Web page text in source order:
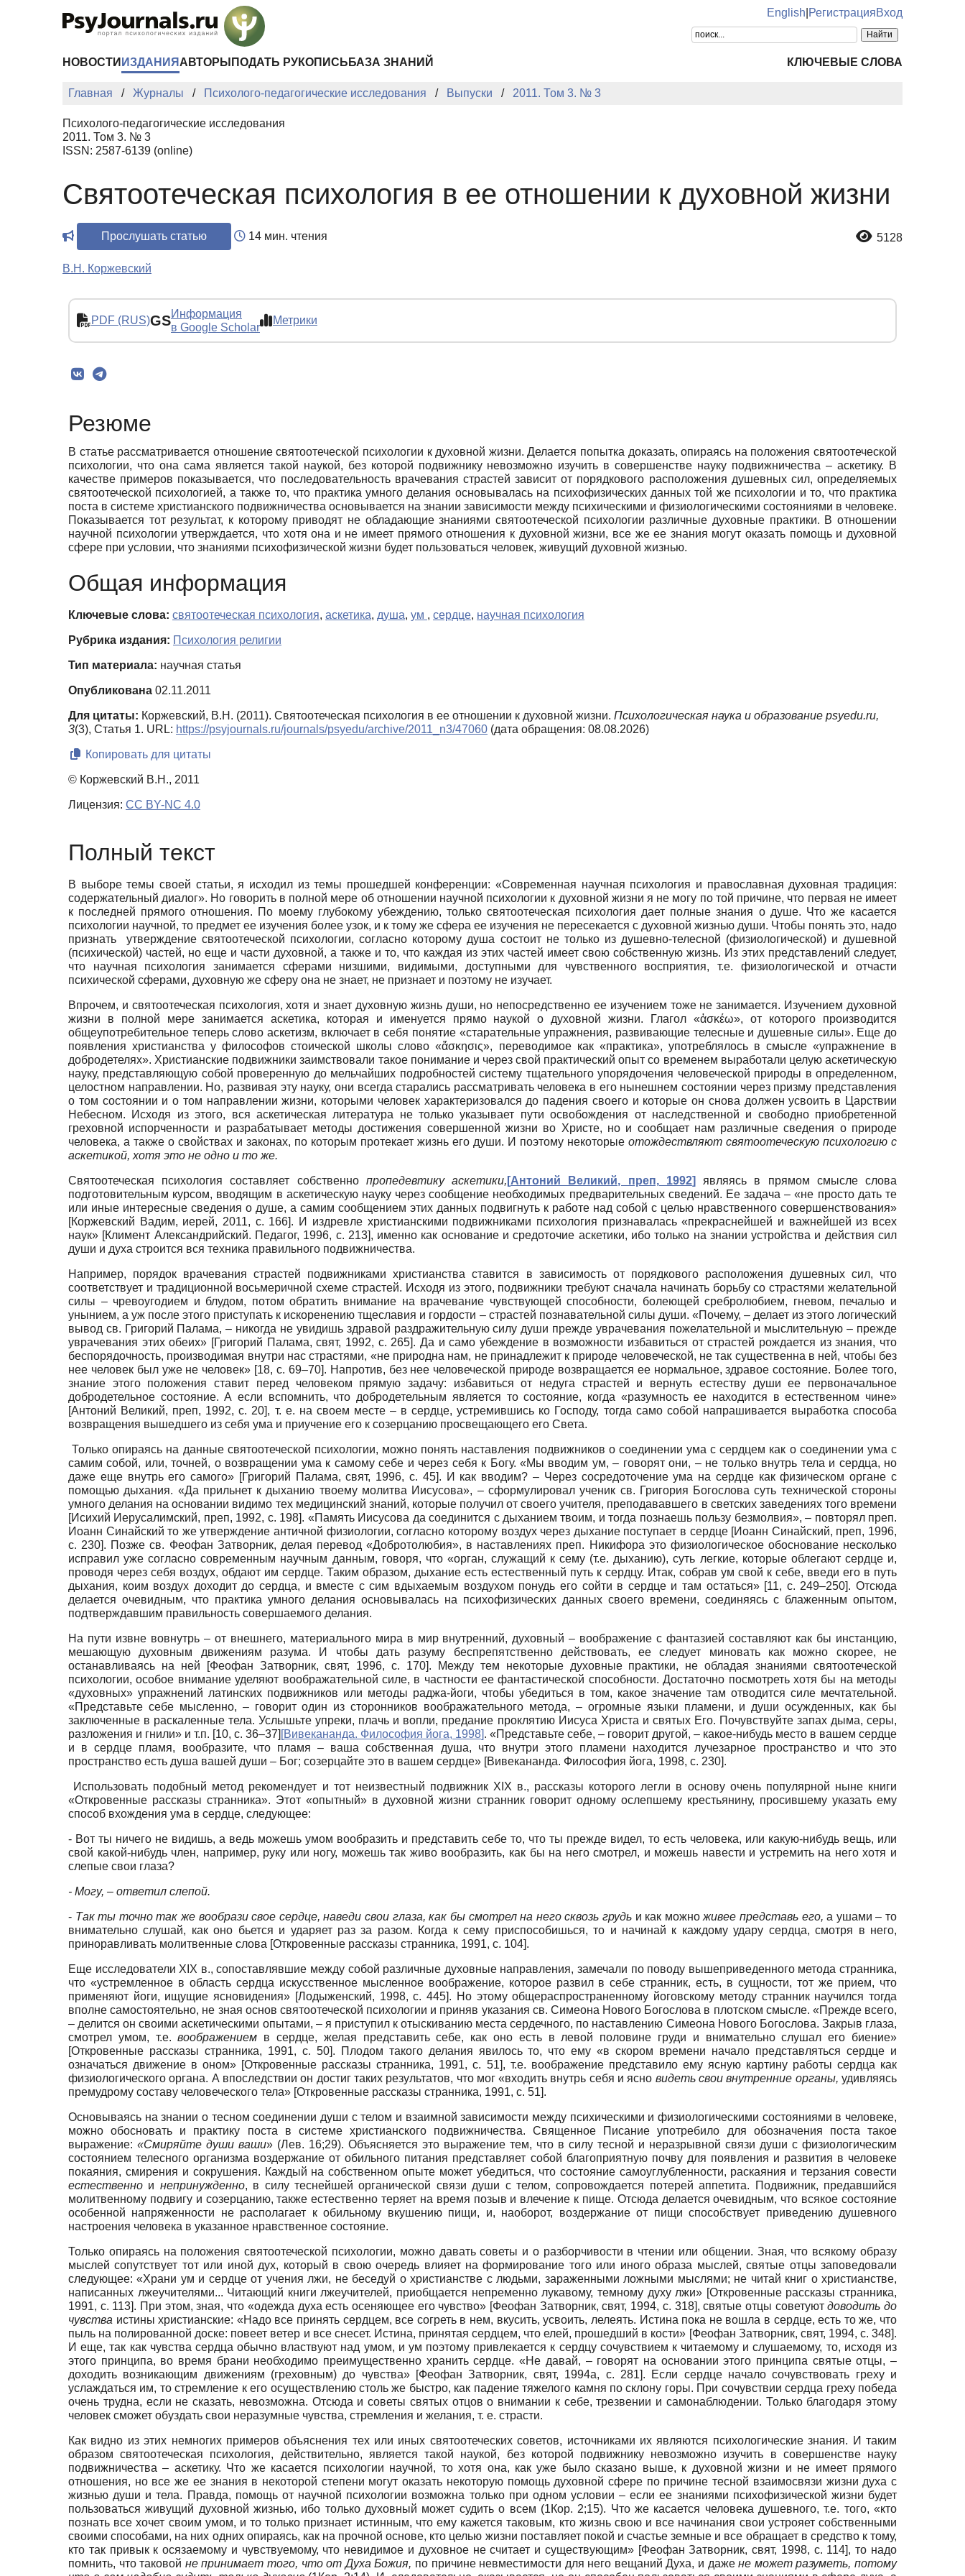
English РегистрацияВход
НОВОСТИ ИЗДАНИЯ АВТОРЫ ПОДАТЬ РУКОПИСЬ БАЗА ЗНАНИЙ КЛЮЧЕВЫЕ СЛОВА
Главная Журналы Психолого-педагогические исследования Выпуски 2011. Том 3. № 3
Психолого-педагогические исследования
2011. Том 3. № 3
ISSN: 2587-6139 (online)
Святоотеческая психология в ее отношении к духовной жизни
Прослушать статью 14 мин. чтения 5128
В.Н. Коржевский
PDF (RUS)GSИнформация
в Google Scholar
Метрики
Резюме
В статье рассматривается отношение святоотеческой психологии к духовной жизни. Делается попытка доказать, опираясь на положения святоотеческой
психологии, что она сама является такой наукой, без которой подвижнику невозможно изучить в совершенстве науку подвижничества – аскетику. В
качестве примеров показывается, что последовательность врачевания страстей зависит от порядкового расположения душевных сил, определяемых
святоотеческой психологией, а также то, что практика умного делания основывалась на психофизических данных той же психологии и то, что практика
поста в системе христианского подвижничества основывается на знании зависимости между психическими и физиологическими состояниями в человеке.
Показывается тот результат, к которому приводят не обладающие знаниями святоотеческой психологии различные духовные практики. В отношении
научной психологии утверждается, что хотя она и не имеет прямого отношения к духовной жизни, все же ее знания могут оказать помощь и духовной
сфере при условии, что знаниями психофизической жизни будет пользоваться человек, живущий духовной жизнью.
Общая информация
Ключевые слова: святоотеческая психология, аскетика, душа, ум , сердце, научная психология
Рубрика издания: Психология религии
Тип материала: научная статья
Опубликована 02.11.2011
Для цитаты: Коржевский, В.Н. (2011). Святоотеческая психология в ее отношении к духовной жизни. Психологическая наука и образование psyedu.ru,
3(3), Статья 1. URL: https://psyjournals.ru/journals/psyedu/archive/2011_n3/47060 (дата обращения: 08.08.2026)
Копировать для цитаты
© Коржевский В.Н., 2011
Лицензия: CC BY-NC 4.0
Полный текст
В выборе темы своей статьи, я исходил из темы прошедшей конференции: «Современная научная психология и православная духовная традиция:
содержательный диалог». Но говорить в полной мере об отношении научной психологии к духовной жизни я не могу по той причине, что первая не имеет
к последней прямого отношения. По моему глубокому убеждению, только святоотеческая психология дает полные знания о душе. Что же касается
психологии научной, то предмет ее изучения более узок, и к тому же сфера ее изучения не пересекается с духовной жизнью души. Чтобы понять это, надо
признать утверждение святоотеческой психологии, согласно которому душа состоит не только из душевно-телесной (физиологической) и душевной
(психической) частей, но еще и части духовной, а также и то, что каждая из этих частей имеет свою собственную жизнь. Из этих представлений следует,
что научная психология занимается сферами низшими, видимыми, доступными для чувственного восприятия, т.е. физиологической и отчасти
психической сферами, духовную же сферу она не знает, не признает и поэтому не изучает.
Впрочем, и святоотеческая психология, хотя и знает духовную жизнь души, но непосредственно ее изучением тоже не занимается. Изучением духовной
жизни в полной мере занимается аскетика, которая и именуется прямо наукой о духовной жизни. Глагол «ἀσκέω», от которого производится
общеупотребительное теперь слово аскетизм, включает в себя понятие «старательные упражнения, развивающие телесные и душевные силы». Еще до
появления христианства у философов стоической школы слово «ἄσκησις», переводимое как «практика», употреблялось в смысле «упражнение в
добродетелях». Христианские подвижники заимствовали такое понимание и через свой практический опыт со временем выработали целую аскетическую
науку, представляющую собой проверенную до мельчайших подробностей систему тщательного упорядочения человеческой природы в определенном,
целостном направлении. Но, развивая эту науку, они всегда старались рассматривать человека в его нынешнем состоянии через призму представления
о том состоянии и о том направлении жизни, которыми человек характеризовался до падения своего и которые он снова должен усвоить в Царствии
Небесном. Исходя из этого, вся аскетическая литература не только указывает пути освобождения от наследственной и свободно приобретенной
греховной испорченности и разрабатывает методы достижения совершенной жизни во Христе, но и сообщает нам различные сведения о природе
человека, а также о свойствах и законах, по которым протекает жизнь его души. И поэтому некоторые отождествляют святоотеческую психологию с
аскетикой, хотя это не одно и то же.
Святоотеческая психология составляет собственно пропедевтику аскетики, [Антоний Великий, преп, 1992]
являясь в прямом смысле слова
подготовительным курсом, вводящим в аскетическую науку через сообщение необходимых предварительных сведений. Ее задача – «не просто дать те
или иные интересные сведения о душе, а самим сообщением этих данных подвигнуть к работе над собой с целью нравственного совершенствования»
[Коржевский Вадим, иерей, 2011, с. 166]. И издревле христианскими подвижниками психология признавалась «прекраснейшей и важнейшей из всех
наук» [Климент Александрийский. Педагог, 1996, с. 213], именно как основание и средоточие аскетики, ибо только на знании устройства и действия сил
души и духа строится вся техника правильного подвижничества.
Например, порядок врачевания страстей подвижниками христианства ставится в зависимость от порядкового расположения душевных сил, что
соответствует и традиционной восьмеричной схеме страстей. Исходя из этого, подвижники требуют сначала начинать борьбу со страстями желательной
силы – чревоугодием и блудом, потом обратить внимание на врачевание чувствующей способности, болеющей сребролюбием, гневом, печалью и
унынием, а уж после этого приступать к искоренению тщеславия и гордости – страстей познавательной силы души. «Почему, – делает из этого логический
вывод св. Григорий Палама, – никогда не увидишь здравой раздражительную силу души прежде уврачевания пожелательной и мыслительную – прежде
уврачевания этих обеих» [Григорий Палама, свят, 1992, с. 265]. Да и само убеждение в возможности избавиться от страстей рождается из знания, что
беспорядочность, производимая внутри нас страстями, «не природна нам, не принадлежит к природе человеческой, не так существенна в ней, чтобы без
нее человек был уже не человек» [18, с. 69–70]. Напротив, без нее человеческой природе возвращается ее нормальное, здравое состояние. Более того,
знание этого положения ставит перед человеком прямую задачу: избавиться от недуга страстей и вернуть естеству души ее первоначальное
добродетельное состояние. А если вспомнить, что добродетельным является то состояние, когда «разумность ее находится в естественном чине»
[Антоний Великий, преп, 1992, с. 20], т. е. на своем месте – в сердце, устремившись ко Господу, тогда само собой напрашивается выработка способа
возвращения вышедшего из себя ума и приучение его к созерцанию просвещающего его Света.
Только опираясь на данные святоотеческой психологии, можно понять наставления подвижников о соединении ума с сердцем как о соединении ума с
самим собой, или, точней, о возвращении ума к самому себе и через себя к Богу. «Мы вводим ум, – говорят они, – не только внутрь тела и сердца, но
даже еще внутрь его самого» [Григорий Палама, свят, 1996, с. 45]. И как вводим? – Через сосредоточение ума на сердце как физическом органе с
помощью дыхания. «Да прильнет к дыханию твоему молитва Иисусова», – сформулировал ученик св. Григория Богослова суть технической стороны
умного делания на основании видимо тех медицинский знаний, которые получил от своего учителя, преподававшего в светских заведениях того времени
[Исихий Иерусалимский, преп, 1992, с. 198]. «Память Иисусова да соединится с дыханием твоим, и тогда познаешь пользу безмолвия», – повторял преп.
Иоанн Синайский то же утверждение античной физиологии, согласно которому воздух через дыхание поступает в сердце [Иоанн Синайский, преп, 1996,
с. 230]. Позже св. Феофан Затворник, делая перевод «Добротолюбия», в наставлениях преп. Никифора это физиологическое обоснование несколько
исправил уже согласно современным научным данным, говоря, что «орган, служащий к сему (т.е. дыханию), суть легкие, которые облегают сердце и,
проводя через себя воздух, обдают им сердце. Таким образом, дыхание есть естественный путь к сердцу. Итак, собрав ум свой к себе, введи его в путь
дыхания, коим воздух доходит до сердца, и вместе с сим вдыхаемым воздухом понудь его сойти в сердце и там остаться» [11, с. 249–250]. Отсюда
делается очевидным, что практика умного делания основывалась на психофизических данных своего времени, соединяясь с блаженным опытом,
подтверждавшим правильность совершаемого делания.
На пути извне вовнутрь – от внешнего, материального мира в мир внутренний, духовный – воображение с фантазией составляют как бы инстанцию,
мешающую духовным движениям разума. И чтобы дать разуму беспрепятственно действовать, ее следует миновать как можно скорее, не
останавливаясь на ней
[Феофан Затворник, свят, 1996, с. 170]. Между тем некоторые духовные практики, не обладая знаниями святоотеческой
психологии, особое внимание уделяют воображательной силе, в частности ее фантастической способности. Достаточно посмотреть хотя бы на методы
«духовных» упражнений латинских подвижников или методы раджа-йоги, чтобы убедиться в том, какое значение там отводится силе мечтательной.
«Представьте себе мысленно, – говорит один из сторонников воображательного метода, – огромные языки пламени, и души осужденных, как бы
заключенные в раскаленные тела. Услышьте упреки, плачь и вопли, предание проклятию Иисуса Христа и святых Его. Почувствуйте запах дыма, серы,
разложения и гнили» и т.п. [10, с. 36–37] [Вивекананда. Философия йога, 1998]. «Представьте себе, – говорит другой, – какое-нибудь место в вашем сердце
и в сердце пламя, вообразите, что пламя – ваша собственная душа, что внутри этого пламени находится лучезарное пространство и что это
пространство есть душа вашей души – Бог; созерцайте это в вашем сердце» [Вивекананда. Философия йога, 1998, с. 230].
Использовать подобный метод рекомендует и тот неизвестный подвижник XIX в., рассказы которого легли в основу очень популярной ныне книги
«Откровенные рассказы странника». Этот «опытный» в духовной жизни странник говорит одному ослепшему крестьянину, просившему указать ему
способ вхождения ума в сердце, следующее:
- Вот ты ничего не видишь, а ведь можешь умом вообразить и представить себе то, что ты прежде видел, то есть человека, или какую-нибудь вещь, или
свой какой-нибудь член, например, руку или ногу, можешь так живо вообразить, как бы на него смотрел, и можешь навести и устремить на него хотя и
слепые свои глаза?
- Могу, – ответил слепой.
- Так ты точно так же вообрази свое сердце, наведи свои глаза, как бы смотрел на него сквозь грудьи как можноживее представь его, а ушами – то
внимательно слушай, как оно бьется и ударяет раз за разом. Когда к сему приспособишься, то и начинай к каждому удару сердца, смотря в него,
приноравливать молитвенные слова [Откровенные рассказы странника, 1991, с. 104].
Еще исследователи XIX в., сопоставлявшие между собой различные духовные направления, замечали по поводу вышеприведенного метода странника,
что «устремленное в область сердца искусственное мысленное воображение, которое развил в себе странник, есть, в сущности, тот же прием, что
применяют йоги, ищущие ясновидения» [Лодыженский, 1998, с. 445]. Но этому общераспространенному йоговскому методу странник научился тогда
вполне самостоятельно, не зная основ святоотеческой психологии и приняв указания св. Симеона Нового Богослова в плотском смысле. «Прежде всего,
– делится он своими аскетическими опытами, – я приступил к отыскиванию места сердечного, по наставлению Симеона Нового Богослова. Закрыв глаза,
смотрел умом, т.е.воображением в сердце, желая представить себе, как оно есть в левой половине груди и внимательно слушал его биение»
[Откровенные рассказы странника, 1991, с. 50]. Плодом такого делания явилось то, что ему «в скором времени начало представляться сердце и
означаться движение в оном» [Откровенные рассказы странника, 1991, с. 51], т.е. воображение представило ему ясную картину работы сердца как
физиологического органа. А впоследствии он достиг таких результатов, что мог «входить внутрь себя и ясно видеть свои внутренние органы, удивляясь
премудрому составу человеческого тела» [Откровенные рассказы странника, 1991, с. 51].
Основываясь на знании о тесном соединении души с телом и взаимной зависимости между психическими и физиологическими состояниями в человеке,
можно обосновать и практику поста в системе христианского подвижничества. Священное Писание употребило для обозначения поста такое
выражение: «Смиряйте души ваши» (Лев. 16;29). Объясняется это выражение тем, что в силу тесной и неразрывной связи души с физиологическим
состоянием телесного организма воздержание от обильного питания представляет собой благоприятную почву для появления и развития в человеке
покаяния, смирения и сокрушения. Каждый на собственном опыте может убедиться, что состояние самоуглубленности, раскаяния и терзания совести
естественно и непринужденно, в силу теснейшей органической связи души с телом, сопровождается потерей аппетита. Подвижник, предавшийся
молитвенному подвигу и созерцанию, также естественно теряет на время позыв и влечение к пище. Отсюда делается очевидным, что всякое состояние
особенной напряженности не располагает к обильному вкушению пищи, и, наоборот, воздержание от пищи способствует приведению душевного
настроения человека в указанное нравственное состояние.
Только опираясь на положения святоотеческой психологии, можно давать советы и о разборчивости в чтении или общении. Зная, что всякому образу
мыслей сопутствует тот или иной дух, который в свою очередь влияет на формирование того или иного образа мыслей, святые отцы заповедовали
следующее: «Храни ум и сердце от учения лжи, не беседуй о христианстве с людьми, зараженными ложными мыслями; не читай книг о христианстве,
написанных лжеучителями... Читающий книги лжеучителей, приобщается непременно лукавому, темному духу лжи» [Откровенные рассказы странника,
1991, с. 113]. При этом, зная, что «одежда духа есть осеняющее его чувство» [Феофан Затворник, свят, 1994, с. 318], святые отцы советуютдоводить до
чувства истины христианские: «Надо все принять сердцем, все согреть в нем, вкусить, усвоить, лелеять. Истина пока не вошла в сердце, есть то же, что
пыль на полированной доске: повеет ветер и все снесет. Истина, принятая сердцем, что елей, прошедший в кости» [Феофан Затворник, свят, 1994, с. 348].
И еще, так как чувства сердца обычно властвуют над умом, и ум поэтому привлекается к сердцу сочувствием к читаемому и слушаемому, то, исходя из
этого принципа, во время брани необходимо преимущественно хранить сердце. «Не давай, – говорят на основании этого принципа святые отцы, –
доходить возникающим движениям (греховным) до чувства» [Феофан Затворник, свят, 1994а, с. 281]. Если сердце начало сочувствовать греху и
услаждаться им, то стремление к его осуществлению столь же быстро, как падение тяжелого камня по склону горы. При сочувствии сердца греху победа
очень трудна, если не сказать, невозможна. Отсюда и советы святых отцов о внимании к себе, трезвении и самонаблюдении. Только благодаря этому
человек сможет обуздать свои неразумные чувства, стремления и желания, т. е. страсти.
Как видно из этих немногих примеров объяснения тех или иных святоотеческих советов, источниками их являются психологические знания. И таким
образом святоотеческая психология, действительно, является такой наукой, без которой подвижнику невозможно изучить в совершенстве науку
подвижничества – аскетику. Что же касается психологии научной, то хотя она, как уже было сказано выше, к духовной жизни и не имеет прямого
отношения, но все же ее знания в некоторой степени могут оказать некоторую помощь духовной сфере по причине тесной взаимосвязи жизни духа с
жизнью души и тела. Правда, помощь от научной психологии возможна только при одном условии – если ее знаниями психофизической жизни будет
пользоваться живущий духовной жизнью, ибо только духовный может судить о всем (1Кор. 2;15). Что же касается человека душевного, т.е. того, «кто
познать все хочет своим умом, и то только признает истинным, что ему кажется таковым, кто жизнь свою и все начинания свои устрояет собственными
своими способами, на них одних опираясь, как на прочной основе, кто целью жизни поставляет покой и счастье земные и все обращает в средство к тому,
кто так привык к осязаемому и чувствуемому, что невидимое и духовное не считает и существующим» [Феофан Затворник, свят, 1998, с. 114], то надо
помнить, что таковой не принимает того, что от Духа Божия, по причине невместимости для него вещаний Духа, и дажене может разуметь, потому